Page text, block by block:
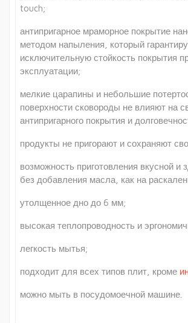
touch;
антипригарное мраморное покрытие
методом напыления, который
исключительную стойкость покрытия
эксплуатации;
мелкие царапины и небольшие
поверхности сковороды не влияют на
антипригарного покрытия и
продукты не пригорают и сохраняют
возможность приготовления вкусной и
без добавления масла, как на
утолщенное дно до 6 мм;
высокая теплопроводность и
легкость мытья;
подходит для всех типов плит, кроме
можно мыть в посудомоечной машине.